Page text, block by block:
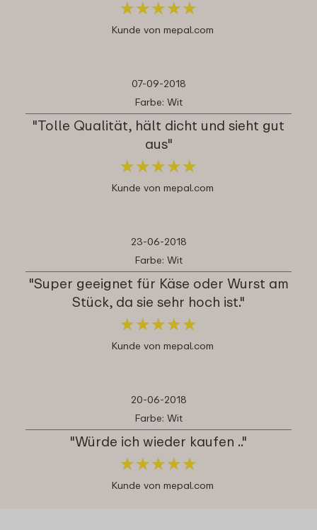
★★★★★
★★★★★
Kunde von mepal.com
07-09-2018
Farbe: Wit
"Tolle Qualität, hält dicht und sieht gut
aus"
★★★★★
★★★★★
Kunde von mepal.com
23-06-2018
Farbe: Wit
"Super geeignet für Käse oder Wurst am
Stück, da sie sehr hoch ist."
★★★★★
★★★★★
Kunde von mepal.com
20-06-2018
Farbe: Wit
"Würde ich wieder kaufen .."
★★★★★
★★★★★
Kunde von mepal.com